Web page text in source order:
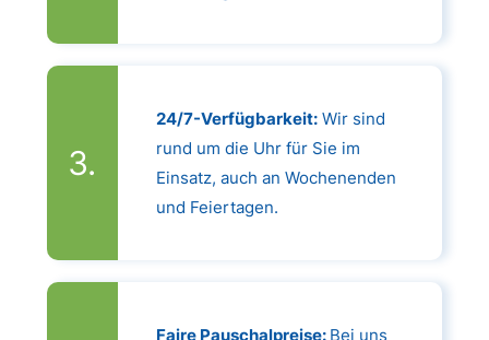
24/7-Verfügbarkeit:Wir sind
rund um die Uhr für Sie im
Einsatz, auch an Wochenenden
und Feiertagen.
Faire Pauschalpreise: Bei uns